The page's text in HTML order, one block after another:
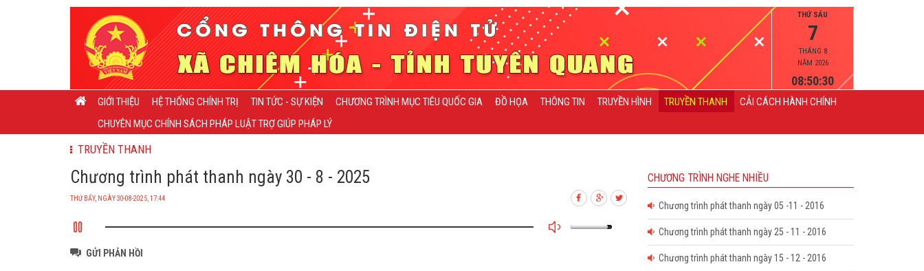
THỨ SÁU
7
THÁNG 8
NĂM 2026
08:50:30
GIỚI THIỆU HỆ THỐNG CHÍNH TRỊ TIN TỨC - SỰ KIỆN CHƯƠNG TRÌNH MỤC TIÊU QUỐC GIA ĐỒ HỌA THÔNG TIN TRUYỀN HÌNH TRUYỀN THANH
CẢI CÁCH HÀNH CHÍNH
CHUYÊN MỤC CHÍNH SÁCH PHÁP LUẬT TRỢ GIÚP PHÁP LÝ
TRUYỀN THANH
Chương trình phát thanh ngày 30 - 8 - 2025
THỨ BẨY, NGÀY 30-08-2025, 17:44
GỬI PHẢN HỒI
CHƯƠNG TRÌNH NGHE NHIỀU
Chương trình phát thanh ngày 05 -11 - 2016
Chương trình phát thanh ngày 25 - 11 - 2016
Chương trình phát thanh ngày 15 - 12 - 2016